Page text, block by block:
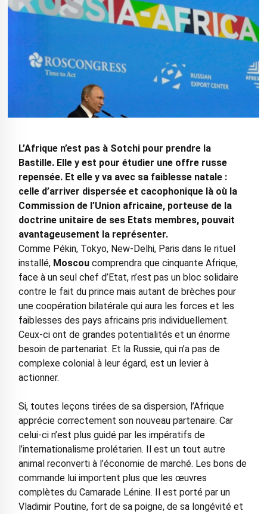
L’Afrique n’est pas à Sotchi pour prendre la
Bastille. Elle y est pour étudier une offre russe
repensée. Et elle y va avec sa faiblesse natale :
celle d’arriver dispersée et cacophonique là où la
Commission de l’Union africaine, porteuse de la
doctrine unitaire de ses Etats membres, pouvait
avantageusement la représenter.
Comme Pékin, Tokyo, New-Delhi, Paris dans le rituel
installé, Moscoucomprendra que cinquante Afrique,
face à un seul chef d’Etat, n’est pas un bloc solidaire
contre le fait du prince mais autant de brèches pour
une coopération bilatérale qui aura les forces et les
faiblesses des pays africains pris individuellement.
Ceux-ci ont de grandes potentialités et un énorme
besoin de partenariat. Et la Russie, qui n’a pas de
complexe colonial à leur égard, est un levier à
actionner.
Si, toutes leçons tirées de sa dispersion, l’Afrique
apprécie correctement son nouveau partenaire. Car
celui-ci n’est plus guidé par les impératifs de
l’internationalisme prolétarien. Il est un tout autre
animal reconverti à l’économie de marché. Les bons de
commande lui importent plus que les œuvres
complètes du Camarade Lénine. Il est porté par un
Vladimir Poutine, fort de sa poigne, de sa longévité et